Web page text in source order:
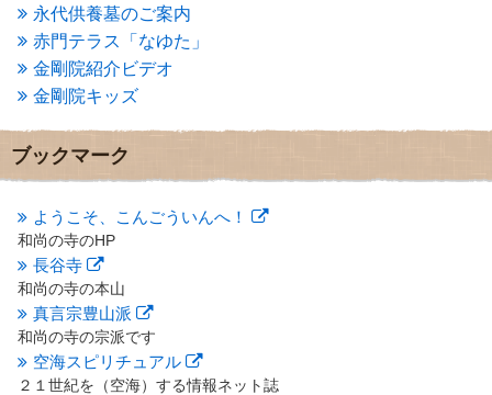
2013年5月(13)
2013年4月(1)
2013年3月 (4)
2013年2月(6)
2013年1月(6)
2012年12月(7)
2012年11月(7)
2012年10月
2012年8月
(9)
2012年7月(10)
2012年6月
2012年5月(16)
2012年4月 (16)
2012年3月(17)
2012年2月(20)
2012年1月(25)
永代供養墓のご案内
赤門テラス「なゆた」
金剛院紹介ビデオ
金剛院キッズ
ブックマーク
ようこそ、こんごういんへ！
和尚の寺のHP
長谷寺
和尚の寺の本山
真言宗豊山派
和尚の寺の宗派です
空海スピリチュアル
２１世紀を（空海）する情報ネット誌